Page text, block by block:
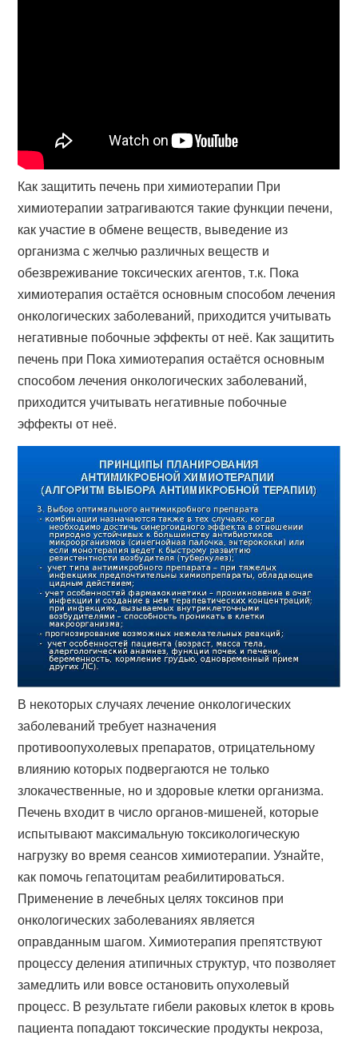
Как защитить печень при химиотерапии При
химиотерапии затрагиваются такие функции печени,
как участие в обмене веществ, выведение из
организма с желчью различных веществ и
обезвреживание токсических агентов, т.к. Пока
химиотерапия остаётся основным способом лечения
онкологических заболеваний, приходится учитывать
негативные побочные эффекты от неё. Как защитить
печень при Пока химиотерапия остаётся основным
способом лечения онкологических заболеваний,
приходится учитывать негативные побочные
эффекты от неё.
В некоторых случаях лечение онкологических
заболеваний требует назначения
противоопухолевых препаратов, отрицательному
влиянию которых подвергаются не только
злокачественные, но и здоровые клетки организма.
Печень входит в число органов-мишеней, которые
испытывают максимальную токсикологическую
нагрузку во время сеансов химиотерапии. Узнайте,
как помочь гепатоцитам реабилитироваться.
Применение в лечебных целях токсинов при
онкологических заболеваниях является
оправданным шагом. Химиотерапия препятствуют
процессу деления атипичных структур, что позволяет
замедлить или вовсе остановить опухолевый
процесс. В результате гибели раковых клеток в кровь
пациента попадают токсические продукты некроза,